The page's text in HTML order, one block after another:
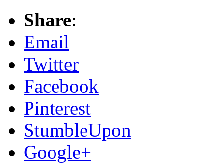
Share:
Email
Twitter
Facebook
Pinterest
StumbleUpon
Google+